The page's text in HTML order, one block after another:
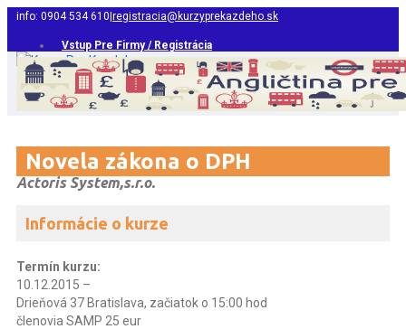
info: 0904 534 610 registracia@kurzyprekazdeho.sk
Vstup Pre Firmy / Registrácia
Novela zákona o DPH
Actoris System,s.r.o.
Informácie o kurze
Termín kurzu:
10.12.2015 –
Drieňová 37 Bratislava, začiatok o 15:00 hod
členovia SAMP 25 eur